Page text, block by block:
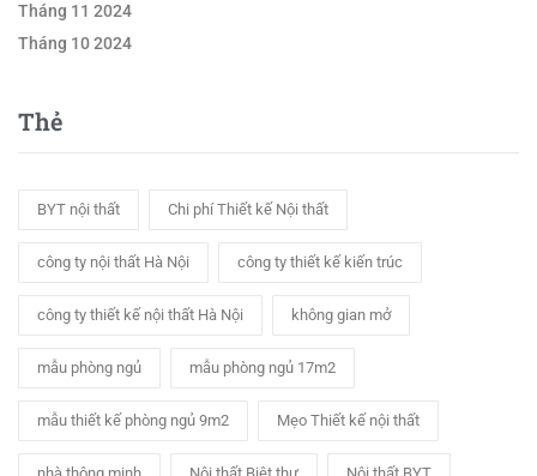
Tháng 11 2024
Tháng 10 2024
Thẻ
BYT nội thất Chi phí Thiết kế Nội thất
công ty nội thất Hà Nội công ty thiết kế kiến trúc
công ty thiết kế nội thất Hà Nội không gian mở
mẫu phòng ngủ mẫu phòng ngủ 17m2
mẫu thiết kế phòng ngủ 9m2 Mẹo Thiết kế nội thất